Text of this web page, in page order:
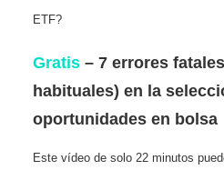
ETF?
Gratis – 7 errores
habituales) en la
oportunidades en bolsa
Este vídeo de solo 22 minutos